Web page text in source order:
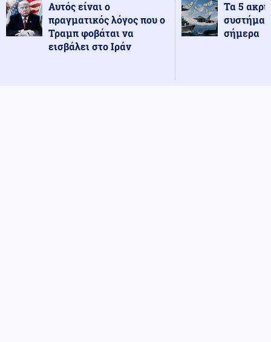
Αυτός είναι ο
πραγματικός λόγος που ο
Τραμπ φοβάται να
εισβάλει στο Ιράν
Τα 5
σήμερα